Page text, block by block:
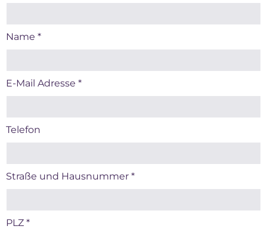
Name *
E-Mail Adresse *
Telefon
Straße und Hausnummer *
PLZ *